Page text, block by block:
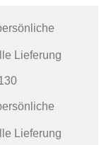
Lieferung
Lieferung